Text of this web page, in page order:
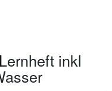
inkl